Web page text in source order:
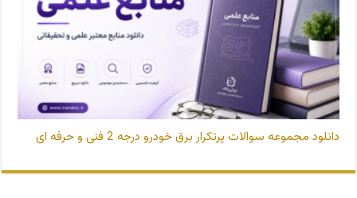
دانلود مجموعه سوالات پرتکرار برق خودرو درجه 2 فنی و حرفه ای